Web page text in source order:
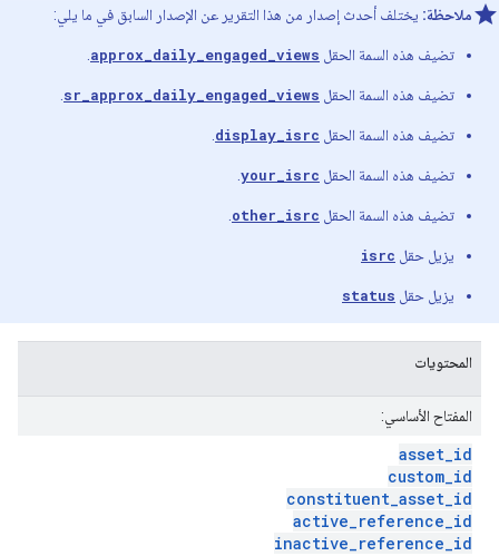
ملاحظة: يختلف أحدث إصدار من هذا التقرير عن الإصدار السابق في ما يلي:
تضيف هذه السمة الحقل approx_daily_engaged_views
تضيف هذه السمة الحقل sr_approx_daily_engaged_views
تضيف هذه السمة الحقل display_isrc
تضيف هذه السمة الحقل your_isrc
تضيف هذه السمة الحقل other_isrc
يزيل حقل isrc
يزيل حقل status
المحتويات
المفتاح الأساسي:
asset_id
custom_id
constituent_asset_id
active_reference_id
inactive_reference_id